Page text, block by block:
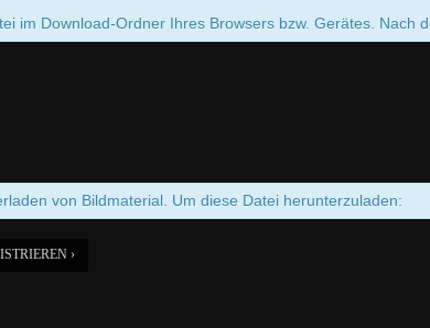
im Download-Ordner Ihres Browsers bzw. Gerätes. Nach
von Bildmaterial. Um diese Datei herunterzuladen:
›